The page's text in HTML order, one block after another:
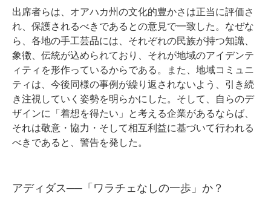
出席者らは、オアハカ州の文化的豊かさは正当に評価さ
れ、保護されるべきであるとの意見で一致した。なぜな
ら、各地の手工芸品には、それぞれの民族が持つ知識、
象徴、伝統が込められており、それが地域のアイデンテ
ィティを形作っているからである。また、地域コミュニ
ティは、今後同様の事例が繰り返されないよう、引き続
き注視していく姿勢を明らかにした。そして、自らのデ
ザインに「着想を得たい」と考える企業があるならば、
それは敬意・協力・そして相互利益に基づいて行われる
べきであると、警告を発した。
アディダス──「ワラチェなしの一歩」か？